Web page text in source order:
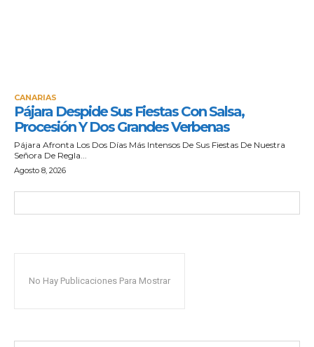
CANARIAS
Pájara Despide Sus Fiestas Con Salsa,
Procesión Y Dos Grandes Verbenas
Pájara Afronta Los Dos Días Más Intensos De Sus Fiestas De Nuestra
Señora De Regla...
Agosto 8, 2026
No Hay Publicaciones Para Mostrar